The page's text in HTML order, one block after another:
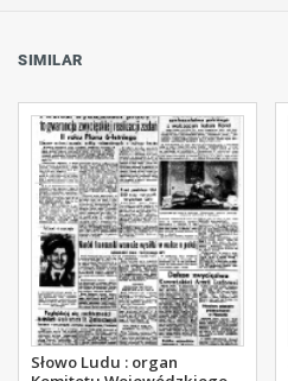
SIMILAR
Słowo Ludu : organ